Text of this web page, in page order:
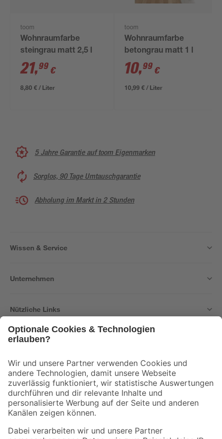
toom
Wohnraumfarbe
steingrau matt 2,5 l
21,99 €
8,80 € / Liter
toom
Wohnraumfarbe
betongrau matt 1 l
10,99 €
10,99 € / Liter
5 Jahre Garantie auf toom Eigenmarken
Sorglos, 90 Tage Umtauschgarantie
Abholung im Markt in 2 Stunden
Wissen & Service
Unternehmen
Nützliche Links
Der toom Newsletter: Keine Angebote und Aktionen mehr verpassen!
Zur Newsletter Anmeldung
Folge uns